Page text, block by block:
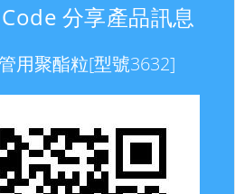
分享產品訊息
用聚酯粒[型號3632]